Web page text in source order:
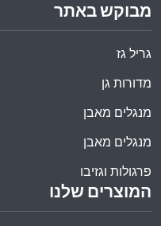
המוצרים שלנו
מבוקש באתר
גריל גז
מדורות גן
מנגלים מאבן
מנגלים מאבן
פרגולות וגזיבו